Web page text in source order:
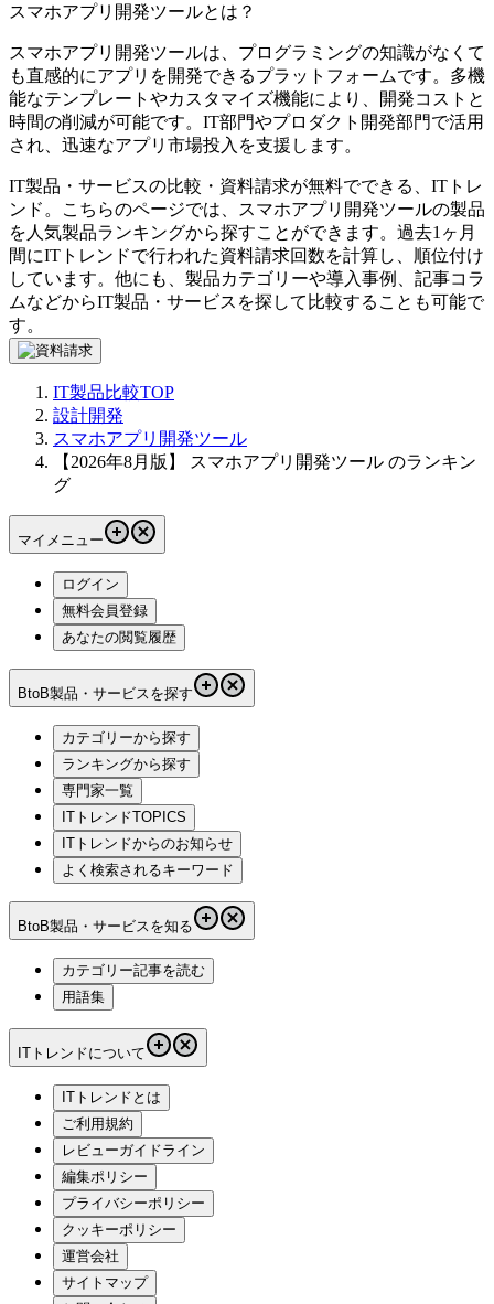
スマホアプリ開発ツールとは？
スマホアプリ開発ツールは、プログラミングの知識がなくて
も直感的にアプリを開発できるプラットフォームです。多機
能なテンプレートやカスタマイズ機能により、開発コストと
時間の削減が可能です。IT部門やプロダクト開発部門で活用
され、迅速なアプリ市場投入を支援します。
IT製品・サービスの比較・資料請求が無料でできる、ITトレ
ンド。こちらのページでは、スマホアプリ開発ツールの製品
を人気製品ランキングから探すことができます。過去1ヶ月
間にITトレンドで行われた資料請求回数を計算し、順位付け
しています。他にも、製品カテゴリーや導入事例、記事コラ
ムなどからIT製品・サービスを探して比較することも可能で
す。
IT製品比較TOP
設計開発
スマホアプリ開発ツール
【2026年8月版】 スマホアプリ開発ツール のランキン
グ
マイメニュー
ログイン
無料会員登録
あなたの閲覧履歴
BtoB製品・サービスを探す
カテゴリーから探す
ランキングから探す
専門家一覧
ITトレンドTOPICS
ITトレンドからのお知らせ
よく検索されるキーワード
BtoB製品・サービスを知る
カテゴリー記事を読む
用語集
ITトレンドについて
ITトレンドとは
ご利用規約
レビューガイドライン
編集ポリシー
プライバシーポリシー
クッキーポリシー
運営会社
サイトマップ